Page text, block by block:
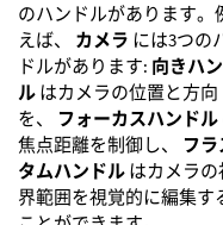
のハンドルがあります。
えば、 カメラ には3つの
ドルがあります: 向きハ
ル はカメラの位置と方向
を、
フォーカスハンドル
焦点距離を制御し、
フラ
タムハンドル はカメラの
界範囲を視覚的に編集す